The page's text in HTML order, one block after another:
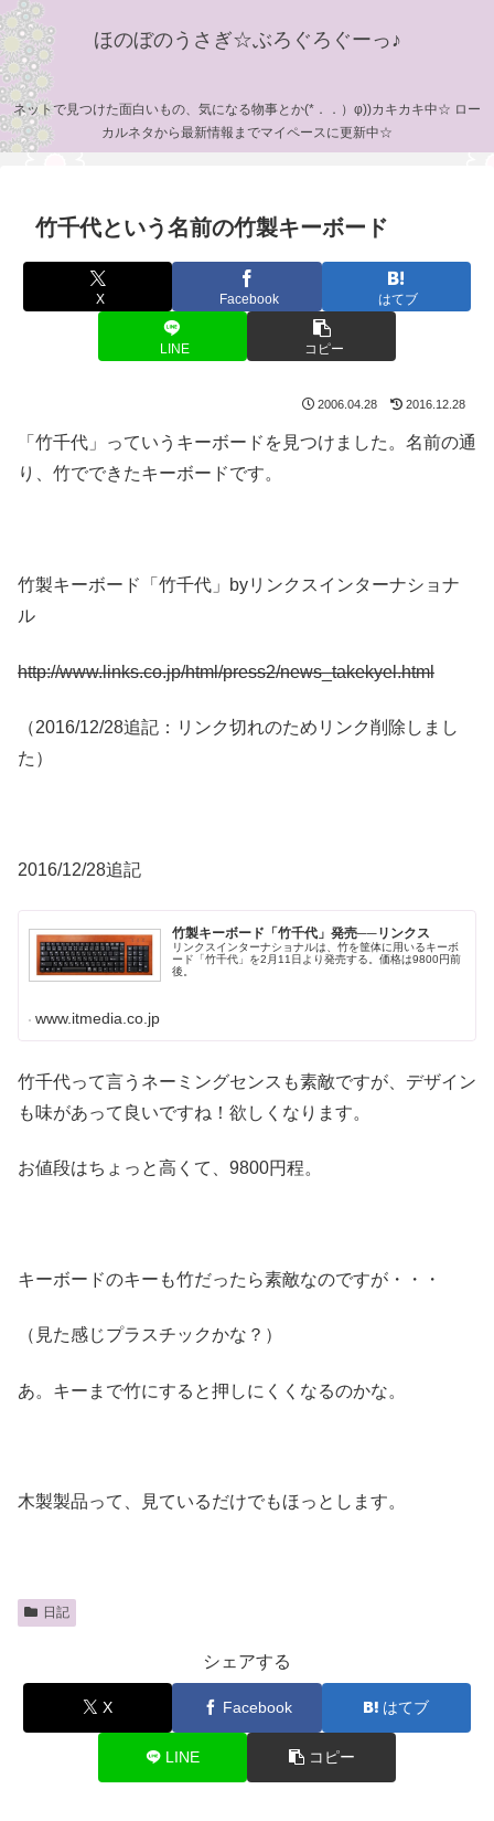
ほのぼのうさぎ☆ぶろぐろぐーっ♪
ネットで見つけた面白いもの、気になる物事とか(*．．）φ))カキカキ中☆ ロー
カルネタから最新情報までマイペースに更新中☆
竹千代という名前の竹製キーボード
X Facebook はてブ
LINE コピー
2006.04.28 2016.12.28
「竹千代」っていうキーボードを見つけました。名前の通
り、竹でできたキーボードです。
竹製キーボード「竹千代」byリンクスインターナショナ
ル
http://www.links.co.jp/html/press2/news_takekyel.html
（2016/12/28追記：リンク切れのためリンク削除しまし
た）
2016/12/28追記
竹製キーボード「竹千代」発売──リンクス
リンクスインターナショナルは、竹を筐体に用いるキーボ
ード「竹千代」を2月11日より発売する。価格は9800円前
後。
www.itmedia.co.jp
竹千代って言うネーミングセンスも素敵ですが、デザイン
も味があって良いですね！欲しくなります。
お値段はちょっと高くて、9800円程。
キーボードのキーも竹だったら素敵なのですが・・・
（見た感じプラスチックかな？）
あ。キーまで竹にすると押しにくくなるのかな。
木製製品って、見ているだけでもほっとします。
日記
シェアする
X Facebook はてブ
LINE コピー